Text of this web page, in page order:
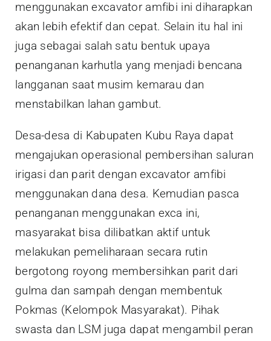
menggunakan excavator amfibi ini diharapkan
akan lebih efektif dan cepat. Selain itu hal ini
juga sebagai salah satu bentuk upaya
penanganan karhutla yang menjadi bencana
langganan saat musim kemarau dan
menstabilkan lahan gambut.
Desa-desa di Kabupaten Kubu Raya dapat
mengajukan operasional pembersihan saluran
irigasi dan parit dengan excavator amfibi
menggunakan dana desa. Kemudian pasca
penanganan menggunakan exca ini,
masyarakat bisa dilibatkan aktif untuk
melakukan pemeliharaan secara rutin
bergotong royong membersihkan parit dari
gulma dan sampah dengan membentuk
Pokmas (Kelompok Masyarakat). Pihak
swasta dan LSM juga dapat mengambil peran